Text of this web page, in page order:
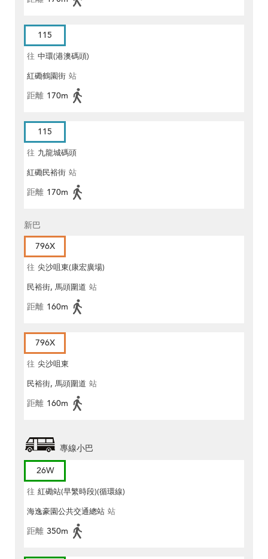
115
往 中環(港澳碼頭)
紅磡鶴園街 站
距離 170m
115
往 九龍城碼頭
紅磡民裕街 站
距離 170m
新巴
796X
往 尖沙咀東(康宏廣場)
民裕街, 馬頭圍道 站
距離 160m
796X
往 尖沙咀東
民裕街, 馬頭圍道 站
距離 160m
專線小巴
26W
往 紅磡站(早繁時段)(循環線)
海逸豪園公共交通總站 站
距離 350m